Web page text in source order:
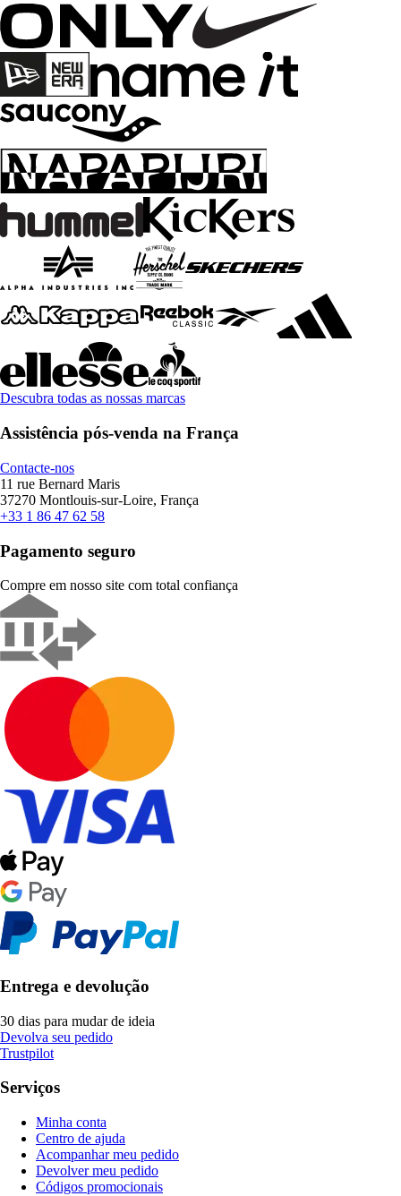
Descubra todas as nossas marcas
Assistência pós-venda na França
Contacte-nos
11 rue Bernard Maris
37270 Montlouis-sur-Loire, França
+33 1 86 47 62 58
Pagamento seguro
Compre em nosso site com total confiança
Entrega e devolução
30 dias para mudar de ideia
Devolva seu pedido
Trustpilot
Serviços
Minha conta
Centro de ajuda
Acompanhar meu pedido
Devolver meu pedido
Códigos promocionais